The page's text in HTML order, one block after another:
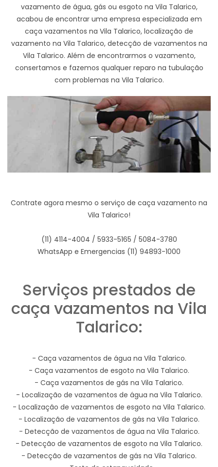
vazamento de água, gás ou esgoto na Vila Talarico,
acabou de encontrar uma empresa especializada em
caça vazamentos na Vila Talarico, localização de
vazamento na Vila Talarico, detecção de vazamentos na
Vila Talarico. Além de encontrarmos o vazamento,
consertamos e fazemos qualquer reparo na tubulação
com problemas na Vila Talarico.
Contrate agora mesmo o serviço de caça vazamento na
Vila Talarico!
(11) 4114-4004 / 5933-5165 / 5084-3780
WhatsApp e Emergencias (11) 94893-1000
Serviços prestados de
caça vazamentos na Vila
Talarico:
- Caça vazamentos de água na Vila Talarico.
- Caça vazamentos de esgoto na Vila Talarico.
- Caça vazamentos de gás na Vila Talarico.
- Localização de vazamentos de água na Vila Talarico.
- Localização de vazamentos de esgoto na Vila Talarico.
- Localização de vazamentos de gás na Vila Talarico.
- Detecção de vazamentos de água na Vila Talarico.
- Detecção de vazamentos de esgoto na Vila Talarico.
- Detecção de vazamentos de gás na Vila Talarico.